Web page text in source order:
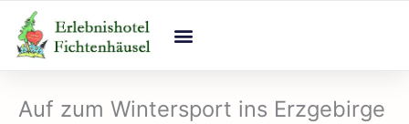
Inhalt
springen
Auf zum Wintersport ins Erzgebirge